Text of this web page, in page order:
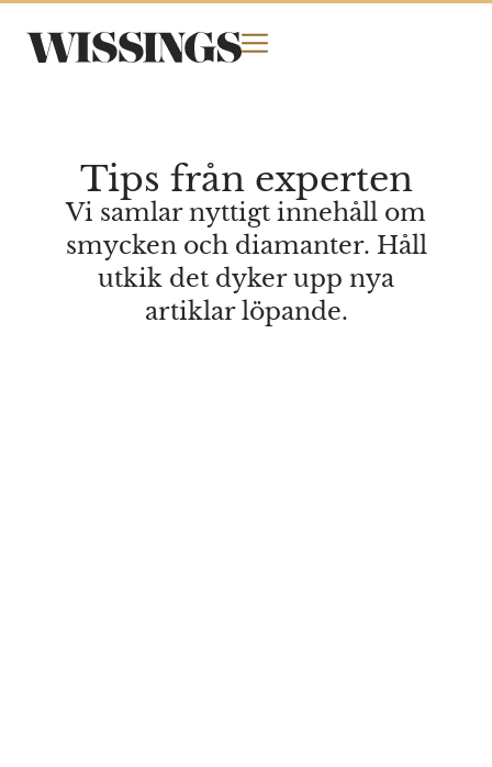
Tips från experten
Vi samlar nyttigt innehåll om
smycken och diamanter. Håll
utkik det dyker upp nya
artiklar löpande.